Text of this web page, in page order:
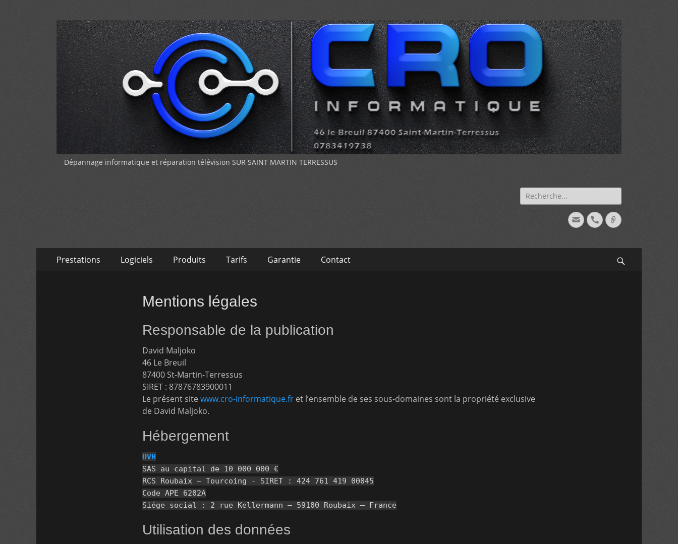
Dépannage informatique et réparation télévision SUR SAINT MARTIN TERRESSUS
Recherche
de:
CourrielTéléphone
Lien
Menu
Prestations Logiciels Produits Tarifs Garantie Contact
Mentions légales
Responsable de la publication
David Maljoko
46 Le Breuil
87400 St-Martin-Terressus
SIRET : 87876783900011
Le présent site www.cro-informatique.fr et l’ensemble de ses sous-domaines sont la propriété exclusive
de David Maljoko.
Hébergement
OVH
SAS au capital de 10 000 000 €
RCS Roubaix – Tourcoing - SIRET : 424 761 419 00045
Code APE 6202A
Siége social : 2 rue Kellermann – 59100 Roubaix – France
Utilisation des données